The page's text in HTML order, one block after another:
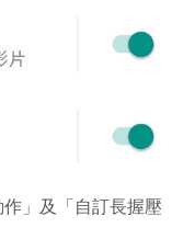
」及「自訂長握壓